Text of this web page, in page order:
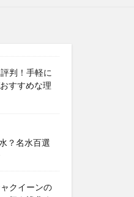
判！手軽に
すすめな理
？名水百選
クイーンの